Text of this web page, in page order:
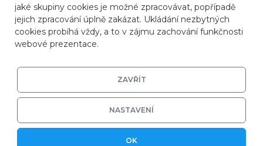
© 2026ZONER a.s.|EFRR|Ochrana soukromí
Nastavení cookies
jaké skupiny cookies je možné zpracovávat, popřípadě
jejich zpracování úplně zakázat. Ukládání nezbytných
cookies probíhá vždy, a to v zájmu zachování funkčnosti
webové prezentace.
ZAVŘÍT
NASTAVENÍ
OK